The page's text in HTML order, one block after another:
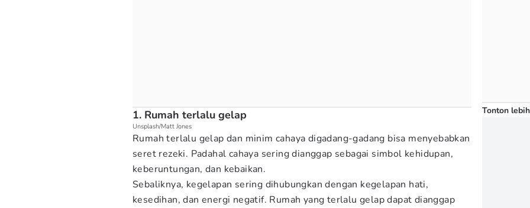
1. Rumah terlalu gelap
Unsplash/Matt Jones
Rumah terlalu gelap dan minim cahaya digadang-gadang bisa menyebabkan
seret rezeki. Padahal cahaya sering dianggap sebagai simbol kehidupan,
keberuntungan, dan kebaikan.
Sebaliknya, kegelapan sering dihubungkan dengan kegelapan hati,
kesedihan, dan energi negatif. Rumah yang terlalu gelap dapat dianggap
Tonton